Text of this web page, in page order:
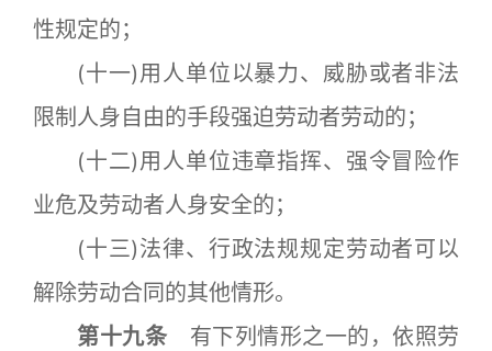
性规定的；
(十一)用人单位以暴力、威胁或者非法
限制人身自由的手段强迫劳动者劳动的；
(十二)用人单位违章指挥、强令冒险作
业危及劳动者人身安全的；
(十三)法律、行政法规规定劳动者可以
解除劳动合同的其他情形。
第十九条 有下列情形之一的，依照劳